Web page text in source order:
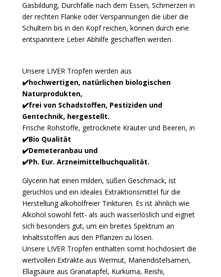
Gasbildung, Durchfälle nach dem Essen, Schmerzen in
der rechten Flanke oder Verspannungen die über die
Schultern bis in den Kopf reichen, können durch eine
entspanntere Leber Abhilfe geschaffen werden.
Unsere LIVER Tropfen werden aus
✔️hochwertigen, natürlichen biologischen
Naturprodukten,
✔️frei von Schadstoffen, Pestiziden und
Gentechnik, hergestellt.
Frische Rohstoffe, getrocknete Kräuter und Beeren, in
✔️Bio Qualität
✔️Demeteranbau und
✔️Ph. Eur. Arzneimittelbuchqualität.
Glycerin hat einen milden, süßen Geschmack, ist
geruchlos und ein ideales Extraktionsmittel für die
Herstellung alkoholfreier Tinkturen. Es ist ähnlich wie
Alkohol sowohl fett- als auch wasserlöslich und eignet
sich besonders gut, um ein breites Spektrum an
Inhaltsstoffen aus den Pflanzen zu lösen.
Unsere LIVER Tropfen enthalten somit hochdosiert die
wertvollen Extrakte aus Wermut, Mariendistelsamen,
Ellagsäure aus Granatapfel, Kurkuma, Reishi,